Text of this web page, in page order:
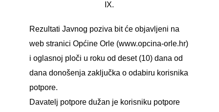
IX.
Rezultati Javnog poziva bit će objavljeni na
web stranici Općine Orle (www.opcina-orle.hr)
i oglasnoj ploči u roku od deset (10) dana od
dana donošenja zaključka o odabiru korisnika
potpore.
Davatelj potpore dužan je korisniku potpore